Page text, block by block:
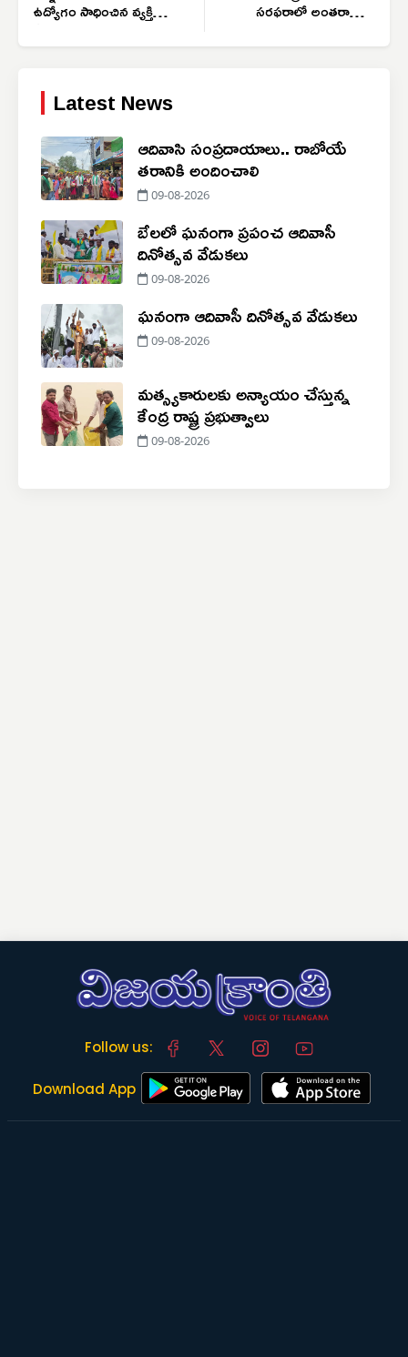
ఉద్యోగం సాధించిన వ్యక్తికి
సన్మానం
సరఫరాలో అంతరాయం
Latest News
ఆదివాసి సంప్రదాయాలు.. రాబోయే
తరానికి అందించాలి
09-08-2026
బేలలో ఘనంగా ప్రపంచ ఆదివాసీ
దినోత్సవ వేడుకలు
09-08-2026
ఘనంగా ఆదివాసీ దినోత్సవ వేడుకలు
09-08-2026
మత్స్యకారులకు అన్యాయం చేస్తున్న
కేంద్ర రాష్ట్ర ప్రభుత్వాలు
09-08-2026
Follow us:
Download App